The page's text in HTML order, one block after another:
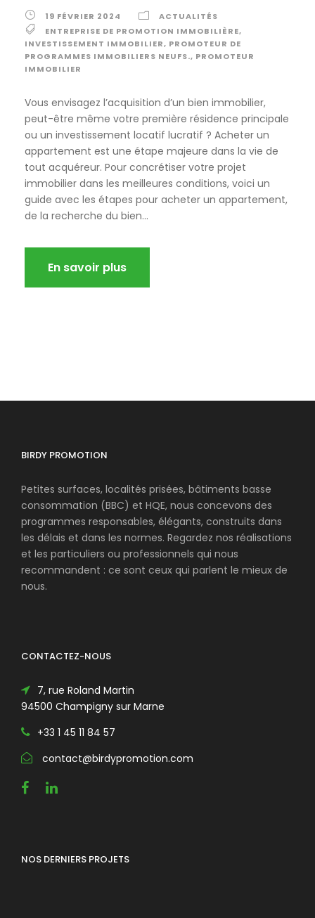
19 FÉVRIER 2024
ACTUALITÉS
ENTREPRISE DE PROMOTION IMMOBILIÈRE,
INVESTISSEMENT IMMOBILIER, PROMOTEUR DE
PROGRAMMES IMMOBILIERS NEUFS., PROMOTEUR
IMMOBILIER
Vous envisagez l’acquisition d’un bien immobilier,
peut-être même votre première résidence principale
ou un investissement locatif lucratif ? Acheter un
appartement est une étape majeure dans la vie de
tout acquéreur. Pour concrétiser votre projet
immobilier dans les meilleures conditions, voici un
guide avec les étapes pour acheter un appartement,
de la recherche du bien...
En savoir plus
BIRDY PROMOTION
Petites surfaces, localités prisées, bâtiments basse
consommation (BBC) et HQE, nous concevons des
programmes responsables, élégants, construits dans
les délais et dans les normes. Regardez nos réalisations
et les particuliers ou professionnels qui nous
recommandent : ce sont ceux qui parlent le mieux de
nous.
CONTACTEZ-NOUS
7, rue Roland Martin
94500 Champigny sur Marne
+33 1 45 11 84 57
contact@birdypromotion.com
NOS DERNIERS PROJETS